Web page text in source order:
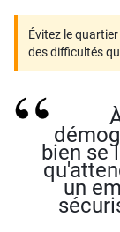
Évitez le
des difficultés
bien se
un